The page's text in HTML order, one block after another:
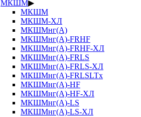
МКШМ▶
МКШМ
МКШМ-ХЛ
МКШМнг(А)
МКШМнг(А)-FRHF
МКШМнг(А)-FRHF-ХЛ
МКШМнг(А)-FRLS
МКШМнг(А)-FRLS-ХЛ
МКШМнг(А)-FRLSLTx
МКШМнг(А)-HF
МКШМнг(А)-HF-ХЛ
МКШМнг(А)-LS
МКШМнг(А)-LS-ХЛ